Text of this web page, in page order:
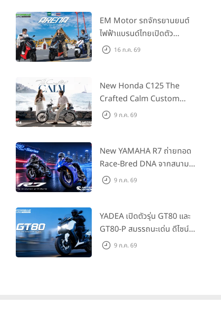
EM Motor รถจักรยานยนต์
ไฟฟ้าแบรนด์ไทยเปิดตัว
ARENA ที่มาในราคาพิเศษ
555 คันแรกรับฟรี Adapter
Type2 ฟรี
16 ก.ค. 69
New Honda C125 The
Crafted Calm Custom
Edition ถ่ายทอดความคลาสสิ
House Flagship Store ทั่ว
ประเทศ
9 ก.ค. 69
New YAMAHA R7 ถ่ายทอด
Race-Bred DNA จากสนาม
แข่งสู่ซูเปอร์สปอร์ตคลาสกลาง
9 ก.ค. 69
YADEA เปิดตัวรุ่น GT80 และ
GT80-P สมรรถนะเด่น ดีไซน์หรู
ปลอดภัย ราคาเข้าถึงง่าย จด
9 ก.ค. 69